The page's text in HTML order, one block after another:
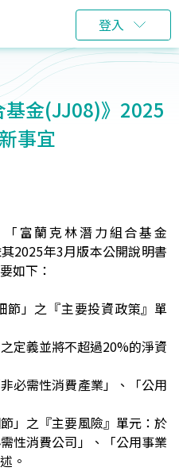
登入
金(JJ08)》2025
事宜
富蘭克林潛力組合基金
2025年3月版本公開說明書
如下：
節」之『主要投資政策』單
定義並將不超過20%的淨資
必需性消費產業」、「公用
」之『主要風險』單元：於
性消費公司」、「公用事業
。